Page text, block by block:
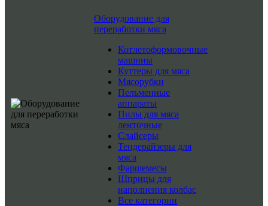
Оборудование для
переработки мяса
Котлетоформовочные
машины
Куттеры для мяса
Мясорубки
Пельменные
аппараты
Пилы для мяса
ленточные
Слайсеры
Тендерайзеры для
мяса
Фаршемесы
Шприцы для
наполнения колбас
Все категории